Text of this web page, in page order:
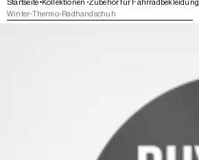
Startseite Kollektionen Zubehör für Fahrradbekleidung
Winter-Thermo-Radhandschuh
WEITER ZU DEN PRODUKTINFORMATIONEN